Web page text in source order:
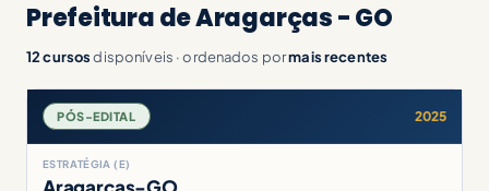
Prefeitura de Aragarças - GO
12 cursosdisponíveis · ordenados pormais recentes
PÓS-EDITAL 2025
ESTRATÉGIA (E)